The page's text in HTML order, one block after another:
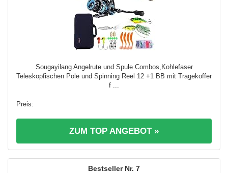
Sougayilang Angelrute und Spule Combos,Kohlefaser
Teleskopfischen Pole und Spinning Reel 12 +1 BB mit Tragekoffer
f ...
ZUM TOP ANGEBOT »
7